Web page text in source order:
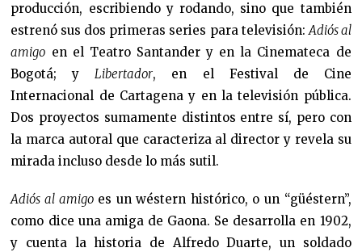
producción, escribiendo y rodando, sino que también
estrenó sus dos primeras series para televisión:Adiós al
amigo en el Teatro Santander y en la Cinemateca de
Bogotá; yLibertador, en el Festival de Cine
Internacional de Cartagena y en la televisión pública.
Dos proyectos sumamente distintos entre sí, pero con
la marca autoral que caracteriza al director y revela su
mirada incluso desde lo más sutil.
Adiós al amigoes un wéstern histórico, o un “güéstern”,
como dice una amiga de Gaona. Se desarrolla en 1902,
y cuenta la historia de Alfredo Duarte, un soldado